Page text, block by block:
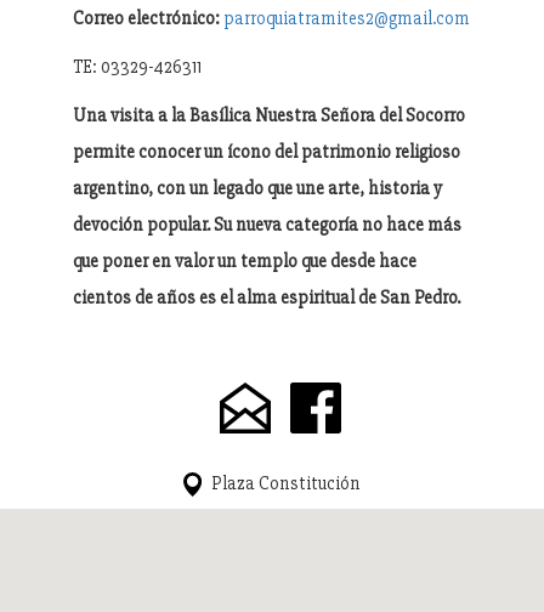
Correo electrónico: parroquiatramites2@gmail.com
TE: 03329-426311
Una visita a la Basílica Nuestra Señora del Socorro
permite conocer un ícono del patrimonio religioso
argentino, con un legado que une arte, historia y
devoción popular. Su nueva categoría no hace más
que poner en valor un templo que desde hace
cientos de años es el alma espiritual de San Pedro.
Plaza Constitución